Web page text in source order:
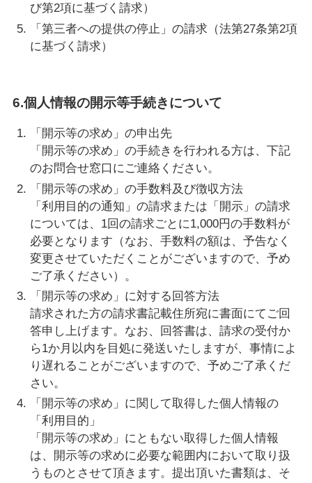
び第2項に基づく請求）
「第三者への提供の停止」の請求（法第27条第2項
に基づく請求）
6.個人情報の開示等手続きについて
「開示等の求め」の申出先
「開示等の求め」の手続きを行われる方は、下記
のお問合せ窓口にご連絡ください。
「開示等の求め」の手数料及び徴収方法
「利用目的の通知」の請求または「開示」の請求
については、1回の請求ごとに1,000円の手数料が
必要となります（なお、手数料の額は、予告なく
変更させていただくことがございますので、予め
ご了承ください）。
「開示等の求め」に対する回答方法
請求された方の請求書記載住所宛に書面にてご回
答申し上げます。なお、回答書は、請求の受付か
ら1か月以内を目処に発送いたしますが、事情によ
り遅れることがございますので、予めご了承くだ
さい。
「開示等の求め」に関して取得した個人情報の
「利用目的」
「開示等の求め」にともない取得した個人情報
は、開示等の求めに必要な範囲内において取り扱
うものとさせて頂きます。提出頂いた書類は、そ